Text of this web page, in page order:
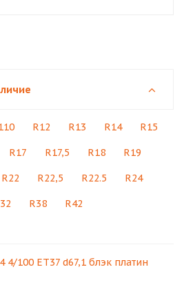
R12 R13 R14 R15
R17 R17,5 R18 R19
R22 R22,5 R22.5 R24
R38 R42
100 ЕТ37 d67,1 блэк платин